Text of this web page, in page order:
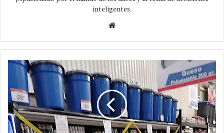
inteligentes.
Por
elecciones
del
Poder
Judicial
,
habrá